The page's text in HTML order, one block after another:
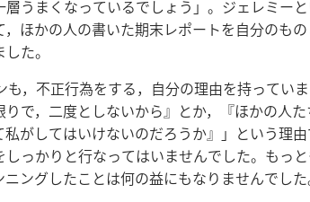
層うまくなっているでしょう」。ジェレミー
，ほかの人の書いた期末レポートを自分のも
た。
も，不正行為をする，自分の理由を持ってい
りで，二度としないから』とか，『ほかの人
私がしてはいけないのだろうか』」という理
しっかりと行なってはいませんでした。もっ
ングしたことは何の益にもなりませんでした